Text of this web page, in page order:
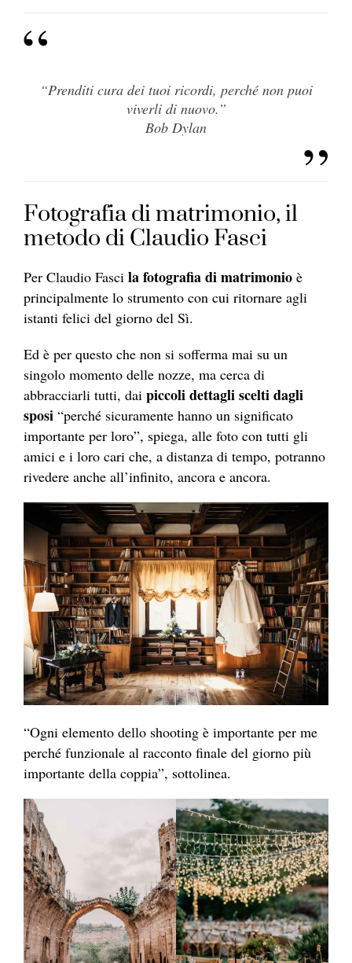
“Prenditi cura dei tuoi ricordi, perché non puoi
viverli di nuovo.”
Bob Dylan
Fotografia di matrimonio, il
metodo di Claudio Fasci
Per Claudio Fasci la fotografia di matrimonio è
principalmente lo strumento con cui ritornare agli
istanti felici del giorno del Sì.
Ed è per questo che non si sofferma mai su un
singolo momento delle nozze, ma cerca di
abbracciarli tutti, dai piccoli dettagli scelti dagli
sposi “perché sicuramente hanno un significato
importante per loro”, spiega, alle foto con tutti gli
amici e i loro cari che, a distanza di tempo, potranno
rivedere anche all’infinito, ancora e ancora.
“Ogni elemento dello shooting è importante per me
perché funzionale al racconto finale del giorno più
importante della coppia”, sottolinea.